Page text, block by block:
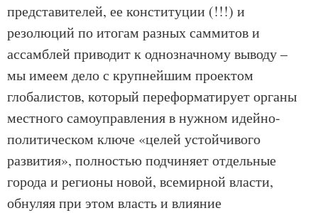
представителей, ее конституции (!!!) и
резолюций по итогам разных саммитов и
ассамблей приводит к однозначному выводу –
мы имеем дело с крупнейшим проектом
глобалистов, который переформатирует органы
местного самоуправления в нужном идейно-
политическом ключе «целей устойчивого
развития», полностью подчиняет отдельные
города и регионы новой, всемирной власти,
обнуляя при этом власть и влияние